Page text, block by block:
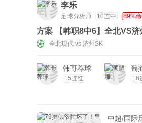
李乐
足球分析师 10连中 89%
方案 【韩职8中6】全北VS济
568字文稿简析
全北现代 vs 济州SK
韩哥荐球
15连红
葡
18
中超/国际